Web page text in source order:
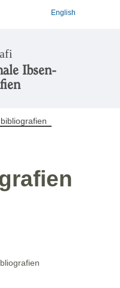
English
Ibsen-